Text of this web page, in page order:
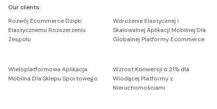
Netguru
Our clients:
Rozwój Ecommerce Dzięki
Elastycznemu Rozszerzeniu
Zespołu
Wdrożenie Elastycznej i
Skalowalnej Aplikacji Mobilnej Dla
Globalnej Platformy Ecommerce
Wieloplatformowa Aplikacja
Mobilna Dla Sklepu Sportowego
Wzrost Konwersji o 21% dla
Wiodącej Platformy z
Nieruchomościami